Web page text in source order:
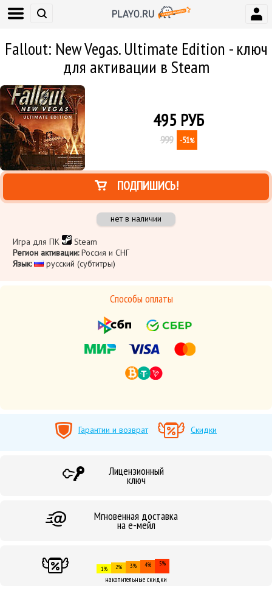
Fallout: New Vegas. Ultimate Edition - ключ
для активации в Steam
495 РУБ
999 -51%
ПОДПИШИСЬ!
нет в наличии
Игра для ПК
Steam
Регион активации:Россия и СНГ
Язык:
русский (субтитры)
Способы оплаты
Гарантии и возврат Скидки
Лицензионный
ключ
Мгновенная доставка
на е-мейл
1% 2% 3% 4% 5%
накопительные скидки